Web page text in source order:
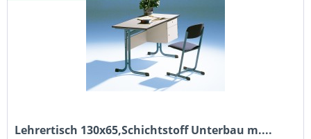
Lehrertisch 130x65,Schichtstoff Unterbau m....